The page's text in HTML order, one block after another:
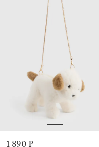
1 890 ₽